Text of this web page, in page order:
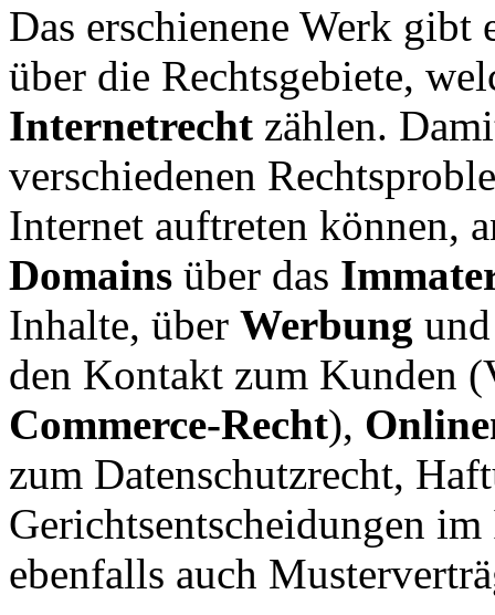
Das erschienene Werk
über die Rechtsgebiete,
Internetrecht zählen.
verschiedenen
Internet auftreten können,
Domains über das
Inhalte, über Werbung
den Kontakt zum Kunden
Commerce-Recht),
zum Datenschutzrecht,
Gerichtsentscheidungen
ebenfalls auch